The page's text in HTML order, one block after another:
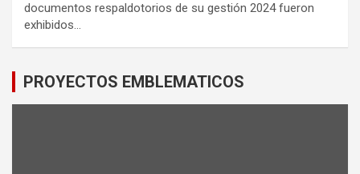
documentos respaldotorios de su gestión 2024 fueron
exhibidos…
PROYECTOS EMBLEMATICOS